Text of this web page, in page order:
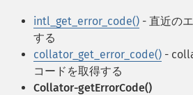
intl_get_error_code() - 直近の
する
collator_get_error_code() -
コードを取得する
Collator-getErrorCode()